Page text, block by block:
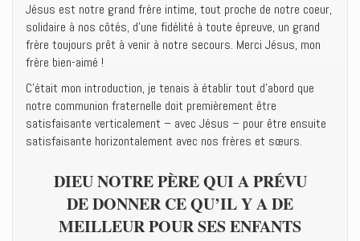
Jésus est notre grand frère intime, tout proche de notre coeur,
solidaire à nos côtés, d’une fidélité à toute épreuve, un grand
frère toujours prêt à venir à notre secours. Merci Jésus, mon
frère bien-aimé !
C’était mon introduction, je tenais à établir tout d’abord que
notre communion fraternelle doit premièrement être
satisfaisante verticalement – avec Jésus – pour être ensuite
satisfaisante horizontalement avec nos frères et sœurs.
DIEU NOTRE PÈRE QUI A PRÉVU
DE DONNER CE QU’IL Y A DE
MEILLEUR POUR SES ENFANTS